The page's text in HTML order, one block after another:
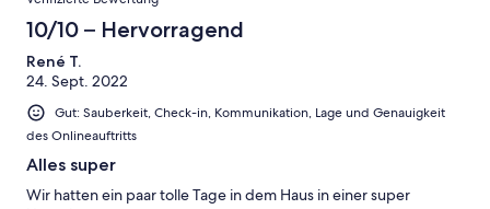
hilft sehr schnell. Wir hatten einen wunderbaren Aufenthalt!
10/10 – Hervorragend
René T.
24. Sept. 2022
Gut: Sauberkeit, Check-in, Kommunikation, Lage und Genauigkeit
des Onlineauftritts
Alles super
Wir hatten ein paar tolle Tage in dem Haus in einer super